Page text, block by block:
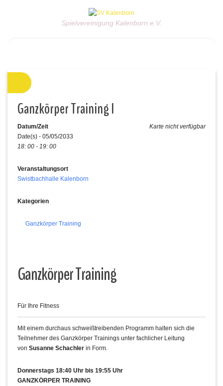
Spielvereinigung Kalenborn e.V.
Ganzkörper Training I
Karte nicht verfügbar
Datum/Zeit
Date(s) - 05/05/2033
18: 00 - 19: 00
Veranstaltungsort
Swistbachhalle Kalenborn
Kategorien
Ganzkörper Training
Ganzkörper Training
Für Ihre Fitness
Mit einem durchaus schweißtreibenden Programm halten sich die
Teilnehmer des Ganzkörper Trainings unter fachlicher Leitung
von Susanne Schachler in Form.
Donnerstags 18:40 Uhr bis 19:55 Uhr
GANZKÖRPER TRAINING